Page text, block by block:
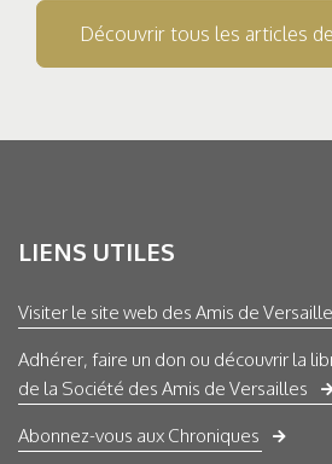
Découvrir tous les articles
LIENS UTILES
Visiter le site web des Amis de
Adhérer, faire un don ou découvrir la
de la Société des Amis de Versailles
Abonnez-vous aux Chroniques